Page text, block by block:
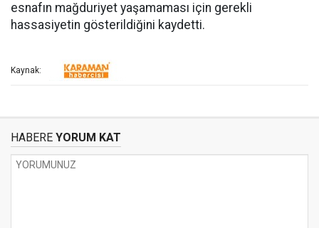
esnafın mağduriyet yaşamaması için gerekli
hassasiyetin gösterildiğini kaydetti.
Kaynak:
HABERE YORUM KAT